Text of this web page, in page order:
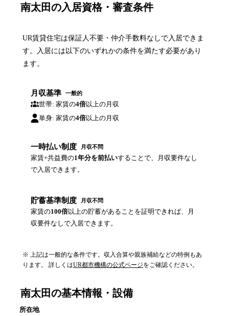
南太田の入居資格・審査条件
UR賃貸住宅は保証人不要・仲介手数料なしで入居できま
す。入居には以下のいずれかの条件を満たす必要があり
ます。
月収基準 一般的
世帯: 家賃の4倍以上の月収
単身: 家賃の4倍以上の月収
一時払い制度 月収不問
家賃+共益費の1年分を前払いすることで、月収要件なし
で入居できます。
貯蓄基準制度 月収不問
家賃の100倍以上の貯蓄があることを証明できれば、月
収要件なしで入居できます。
※ 上記は一般的な条件です。収入合算や親族補給などの特例もあ
ります。 詳しくはUR都市機構の公式ページをご確認ください。
南太田の基本情報・設備
所在地